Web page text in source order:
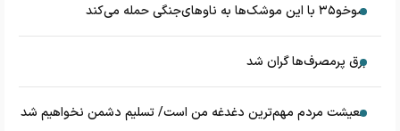
سوخو۳۵ با این موشک‌ها به ناوهای‌جنگی حمله می‌کند
برق پرمصرف‌ها گران شد
معیشت مردم مهم‌ترین دغدغه من است/ تسلیم دشمن نخواهیم شد